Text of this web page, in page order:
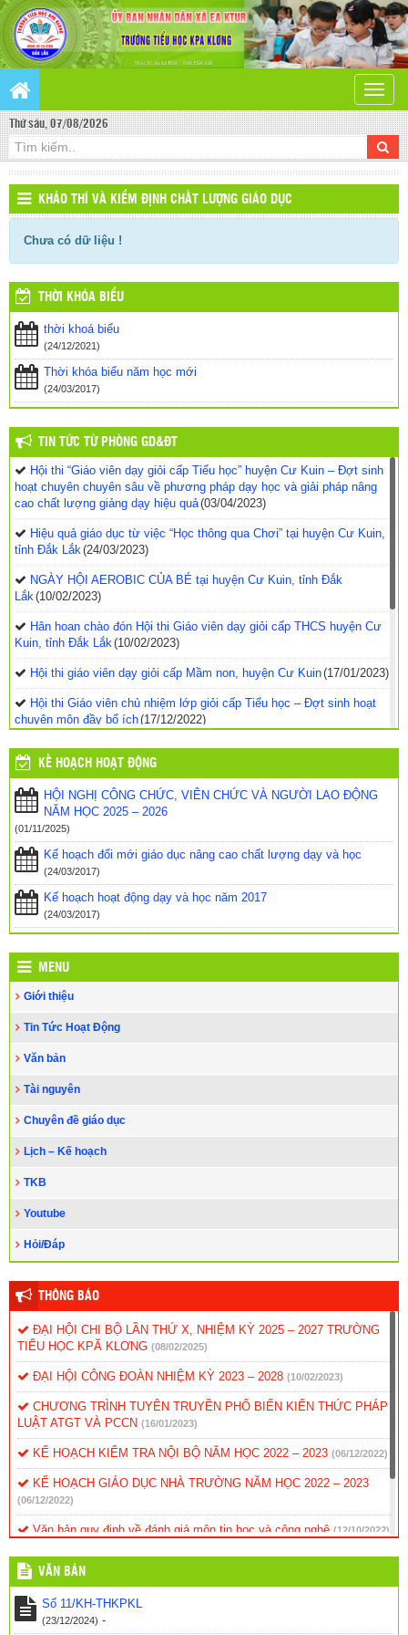
Toggle
Thứ sáu, 07/08/2026
KHẢO THÍ VÀ KIỂM ĐỊNH CHẤT LƯỢNG GIÁO DỤC
Chưa có dữ liệu !
THỜI KHÓA BIỂU
thời khoá biểu
(24/12/2021)
Thời khóa biểu năm học mới
(24/03/2017)
TIN TỨC TỪ PHÒNG GD&ĐT
Hội thi “Giáo viên dạy giỏi cấp Tiểu học” huyện Cư Kuin – Đợt sinh
hoạt chuyên chuyên sâu về phương pháp dạy học và giải pháp nâng
cao chất lượng giảng dạy hiệu quả(03/04/2023)
Hiệu quả giáo dục từ việc “Học thông qua Chơi” tại huyện Cư Kuin,
tỉnh Đắk Lắk (24/03/2023)
NGÀY HỘI AEROBIC CỦA BÉ tại huyện Cư Kuin, tỉnh Đắk
Lắk (10/02/2023)
Hân hoan chào đón Hội thi Giáo viên dạy giỏi cấp THCS huyện Cư
Kuin, tỉnh Đắk Lắk (10/02/2023)
Hội thi giáo viên dạy giỏi cấp Mầm non, huyện Cư Kuin(17/01/2023)
Hội thi Giáo viên chủ nhiệm lớp giỏi cấp Tiểu học – Đợt sinh hoạt
chuyên môn đầy bổ ích(17/12/2022)
Hội thi Giáo viên chủ nhiệm lớp giỏi cấp Tiểu học, năm học 2022-
2023, huyện Cư Kuin – Phần thi thực hành
Hội thi Giáo viên chủ nhiệm lớp giỏi cấp Tiểu học, năm học 2022-
2023, huyện Cư Kuin, tỉnh Đắk Lắk đổi mới, năng động và sáng
tạo(09/12/2022)
HỌC thông qua CHƠI(15/11/2022)
HỘI THAO TRUYỀN THỐNG NGÀNH GIÁO DỤC VÀ ĐÀO TẠO
HUYỆN CƯ KUIN – NĂM 2022 (28/10/2022)
KẾ HOẠCH HOẠT ĐỘNG
HỘI NGHỊ CÔNG CHỨC, VIÊN CHỨC VÀ NGƯỜI LAO ĐỘNG
NĂM HỌC 2025 – 2026
(01/11/2025)
Kế hoạch đổi mới giáo dục nâng cao chất lượng dạy và học
(24/03/2017)
Kế hoạch hoạt động dạy và học năm 2017
(24/03/2017)
MENU
Giới thiệu
Tin Tức Hoạt Động
Văn bản
Tài nguyên
Chuyên đề giáo dục
Lịch – Kế hoạch
TKB
Youtube
Hỏi/Đáp
THÔNG BÁO
ĐẠI HỘI CHI BỘ LẦN THỨ X, NHIỆM KỲ 2025 – 2027 TRƯỜNG
TIỂU HỌC KPĂ KLƠNG (08/02/2025)
ĐẠI HỘI CÔNG ĐOÀN NHIỆM KỲ 2023 – 2028 (10/02/2023)
CHƯƠNG TRÌNH TUYÊN TRUYỀN PHỔ BIẾN KIẾN THỨC PHÁP
LUẬT ATGT VÀ PCCN (16/01/2023)
KẾ HOẠCH KIỂM TRA NỘI BỘ NĂM HỌC 2022 – 2023 (06/12/2022)
KẾ HOẠCH GIÁO DỤC NHÀ TRƯỜNG NĂM HỌC 2022 – 2023
(06/12/2022)
Văn bản quy định về đánh giá môn tin học và công nghệ (12/10/2022)
Kế hoạch hoạt động dạy và học năm 2017 (24/03/2017)
Thông báo – Nhiệm vụ trong năm học mới (24/03/2017)
VĂN BẢN
Số 11/KH-THKPKL
(23/12/2024) -